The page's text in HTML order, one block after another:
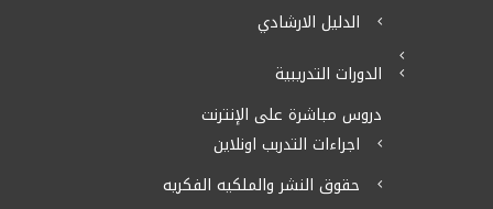
الدليل الارشادي
الدورات التدريبية
دروس مباشرة على الإنترنت
اجراءات التدربب اونلاين
حقوق النشر والملكيه الفكريه